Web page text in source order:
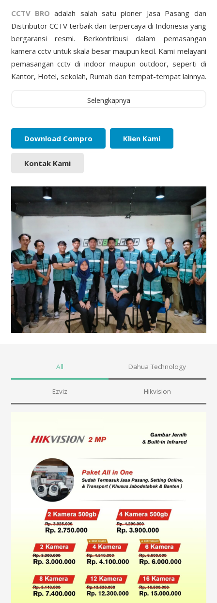
CCTV BRO adalah salah satu pioner Jasa Pasang dan
Distributor CCTV terbaik dan terpercaya di Indonesia yang
bergaransi resmi. Berkontribusi dalam pemasangan
kamera cctv untuk skala besar maupun kecil. Kami melayani
pemasangan cctv di indoor maupun outdoor, seperti di
Kantor, Hotel, sekolah, Rumah dan tempat-tempat lainnya.
Selengkapnya
Download Compro Klien Kami
Kontak Kami
All Dahua Technology
Ezviz Hikvision